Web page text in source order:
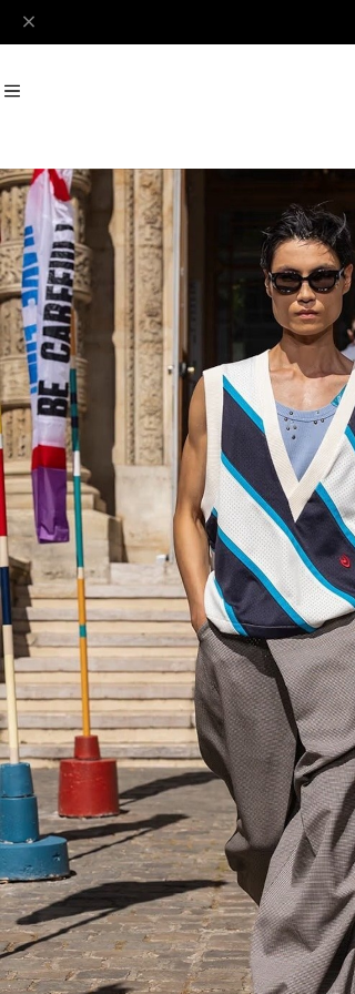
#Perks And Mini #PRANK PROJECT
Recommendおすすめキーワード
#SALE #SAN SAN GEAR #POOLDE
Category商品カテゴリ
SALE / セール
LADIES
MENS
New Arrival
【LADIES】BRAND LIST
A
B
D
E
F
G
I
J
K
L
N
O
P
R
S
T
U
【MEN'S】BRAND LIST
A
B
C
E
F
M
N